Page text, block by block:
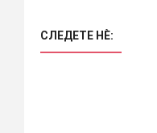
СЛЕДЕТЕ НÈ: